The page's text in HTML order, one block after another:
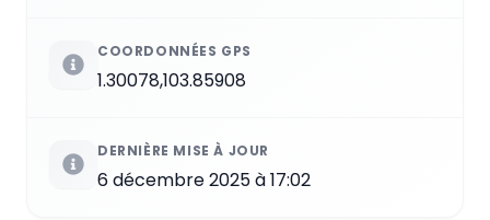
COORDONNÉES GPS
1.30078,103.85908
DERNIÈRE MISE À JOUR
6 décembre 2025 à 17:02